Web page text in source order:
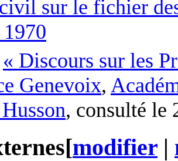
sur le fichier
« Discours sur les
Genevoix,
, consulté le
[modifier |